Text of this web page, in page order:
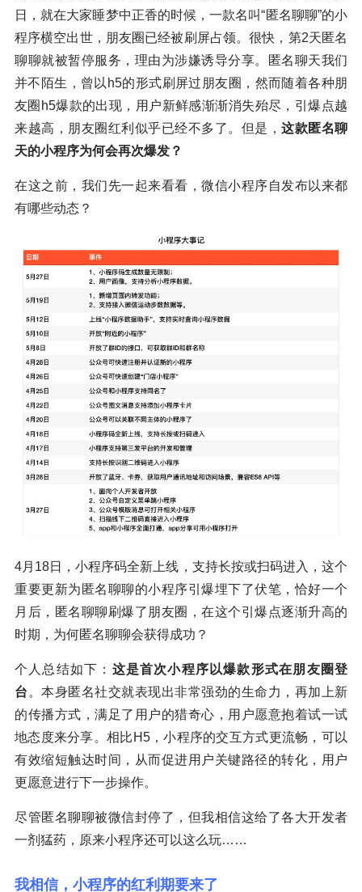
日，就在大家睡梦中正香的时候，一款名叫“匿名聊聊”的小
程序横空出世，朋友圈已经被刷屏占领。很快，第2天匿名
聊聊就被暂停服务，理由为涉嫌诱导分享。匿名聊天我们
并不陌生，曾以h5的形式刷屏过朋友圈，然而随着各种朋
友圈h5爆款的出现，用户新鲜感渐渐消失殆尽，引爆点越
来越高，朋友圈红利似乎已经不多了。但是， 这款匿名聊
天的小程序为何会再次爆发？
在这之前，我们先一起来看看，微信小程序自发布以来都
有哪些动态？
4月18日，小程序码全新上线，支持长按或扫码进入，这个
重要更新为匿名聊聊的小程序引爆埋下了伏笔，恰好一个
月后，匿名聊聊刷爆了朋友圈，在这个引爆点逐渐升高的
时期，为何匿名聊聊会获得成功？
个人总结如下： 这是首次小程序以爆款形式在朋友圈登
台 。本身匿名社交就表现出非常强劲的生命力，再加上新
的传播方式，满足了用户的猎奇心，用户愿意抱着试一试
地态度来分享。相比H5，小程序的交互方式更流畅，可以
有效缩短触达时间，从而促进用户关键路径的转化，用户
更愿意进行下一步操作。
尽管匿名聊聊被微信封停了，但我相信这给了各大开发者
一剂猛药，原来小程序还可以这么玩……
我相信，小程序的红利期要来了